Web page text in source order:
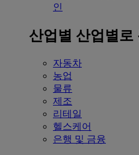
인
산업별 산업별로
자동차
농업
물류
제조
리테일
헬스케어
은행 및 금융